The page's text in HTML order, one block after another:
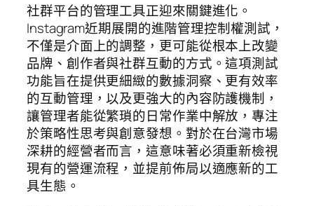
社群平台的管理工具正迎來關鍵進化。
Instagram近期展開的進階管理控制權測試，
不僅是介面上的調整，更可能從根本上改變
品牌、創作者與社群互動的方式。這項測試
功能旨在提供更細緻的數據洞察、更有效率
的互動管理，以及更強大的內容防護機制，
讓管理者能從繁瑣的日常作業中解放，專注
於策略性思考與創意發想。對於在台灣市場
深耕的經營者而言，這意味著必須重新檢視
現有的營運流程，並提前佈局以適應新的工
具生態。